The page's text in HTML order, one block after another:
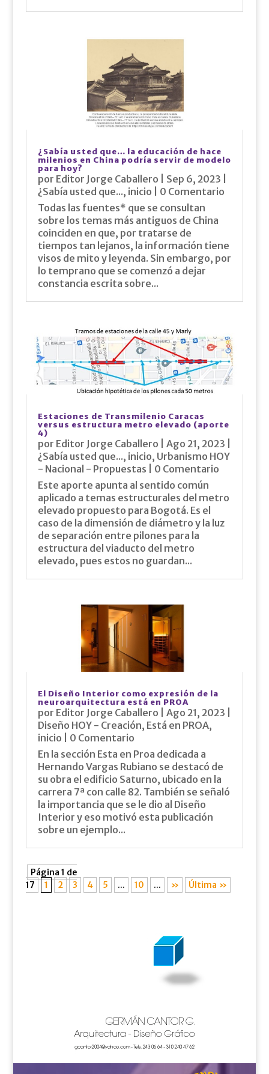
¿Sabía usted que… la educación de hace
milenios en China podría servir de modelo
para hoy?
por Editor Jorge Caballero Sep 6, 2023
¿Sabía usted que..., inicio | 0 Comentario
Todas las fuentes* que se consultan
sobre los temas más antiguos de China
coinciden en que, por tratarse de
tiempos tan lejanos, la información tiene
visos de mito y leyenda. Sin embargo, por
lo temprano que se comenzó a dejar
constancia escrita sobre...
Estaciones de Transmilenio Caracas
versus estructura metro elevado (aporte
4)
por Editor Jorge Caballero Ago 21, 2023
¿Sabía usted que..., inicio, Urbanismo HOY
- Nacional - Propuestas | 0 Comentario
Este aporte apunta al sentido común
aplicado a temas estructurales del metro
elevado propuesto para Bogotá. Es el
caso de la dimensión de diámetro y la luz
de separación entre pilones para la
estructura del viaducto del metro
elevado, pues estos no guardan...
El Diseño Interior como expresión de la
neuroarquitectura está en PROA
por Editor Jorge Caballero Ago 21, 2023
Diseño HOY - Creación, Está en PROA,
inicio | 0 Comentario
En la sección Esta en Proa dedicada a
Hernando Vargas Rubiano se destacó de
su obra el edificio Saturno, ubicado en la
carrera 7ª con calle 82. También se señaló
la importancia que se le dio al Diseño
Interior y eso motivó esta publicación
sobre un ejemplo...
Página 1 de
17
1 2 3 4 5 ... 10 ... » Última »